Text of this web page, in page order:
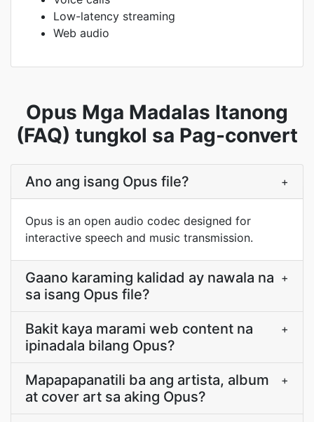
Low-latency streaming
Web audio
Opus Mga Madalas Itanong
(FAQ) tungkol sa Pag-convert
Ano ang isang Opus file? +
Opus is an open audio codec designed for
interactive speech and music transmission.
Gaano karaming kalidad ay nawala na
sa isang Opus file?
+
Bakit kaya marami web content na
ipinadala bilang Opus?
+
Mapapapanatili ba ang artista, album
at cover art sa aking Opus?
+